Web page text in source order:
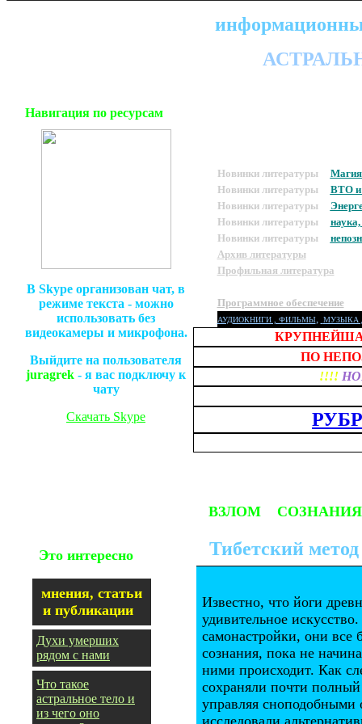
Навигация по ресурсам
В Skype организован чат, в
режиме текста - можно
использовать без
видеокамеры и микрофона.
Выйдите на пользователя
juragrek - я вас подключу к
чату
Скачать Skype
Новинки литературы Магия
Новинки литературы
ВТО и
Новинки литературы
Новинки литературы
Новинки литературы
Архив литературы
Профильная литература
Программное обеспечение
АУДИОКНИГИ , ФИЛЬМЫ, МУЗЫКА
ПО
!!!!
ВЗЛОМ
Это интересно
мнения, статьи
и публикации
Духи умерших
рядом с нами
Что такое
астральное тело и
из чего оно
Тибетский
Известно, что йоги
удивительное
самонастройки, они все
сознания, пока не
ними происходит. Как
сохраняли почти
управляя сноподобными